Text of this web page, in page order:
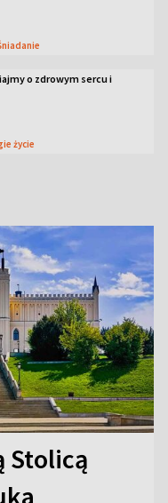
o zdrowym sercu i
życie
Stolicą